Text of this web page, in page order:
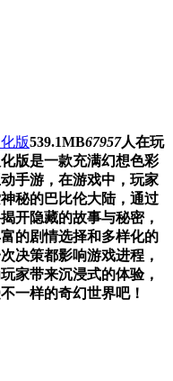
版539.1MB67957人在玩
版是一款充满幻想色彩
手游，在游戏中，玩家
秘的巴比伦大陆，通过
开隐藏的故事与秘密，
的剧情选择和多样化的
决策都影响游戏进程，
家带来沉浸式的体验，
一样的奇幻世界吧！